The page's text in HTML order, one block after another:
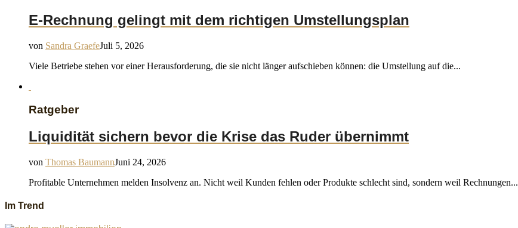
E-Rechnung gelingt mit dem richtigen Umstellungsplan
von Sandra GraefeJuli 5, 2026
Viele Betriebe stehen vor einer Herausforderung, die sie nicht länger aufschieben können: die Umstellung auf die...
Ratgeber
Liquidität sichern bevor die Krise das Ruder übernimmt
von Thomas BaumannJuni 24, 2026
Profitable Unternehmen melden Insolvenz an. Nicht weil Kunden fehlen oder Produkte schlecht sind, sondern weil Rechnungen...
Im Trend